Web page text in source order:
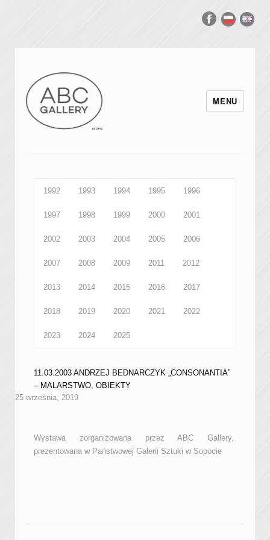
MENU
1992 1993 1994 1995 1996
1997 1998 1999 2000 2001
2002 2003 2004 2005 2006
2007 2008 2009 2011 2012
2013 2014 2015 2016 2017
2018 2019 2020 2021 2022
2023 2024 2025
11.03.2003 ANDRZEJ BEDNARCZYK „CONSONANTIA”
– MALARSTWO, OBIEKTY
25 września, 2019
Wystawa zorganizowana przez ABC Gallery,
prezentowana w Państwowej Galerii Sztuki w Sopocie